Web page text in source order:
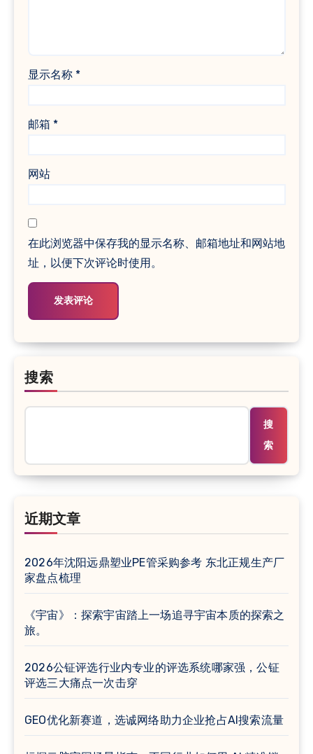
显示名称 *
邮箱 *
网站
在此浏览器中保存我的显示名称、邮箱地址和网站地
址，以便下次评论时使用。
搜索
搜
索
近期文章
2026年沈阳远鼎塑业PE管采购参考 东北正规生产厂
家盘点梳理
《宇宙》：探索宇宙踏上一场追寻宇宙本质的探索之
旅。
2026公钲评选行业内专业的评选系统哪家强，公钲
评选三大痛点一次击穿
GEO优化新赛道，选诚网络助力企业抢占AI搜索流量